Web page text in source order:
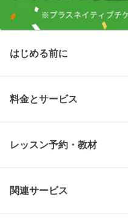
はじめる前に
料金とサービス
レッスン予約・教材
関連サービス